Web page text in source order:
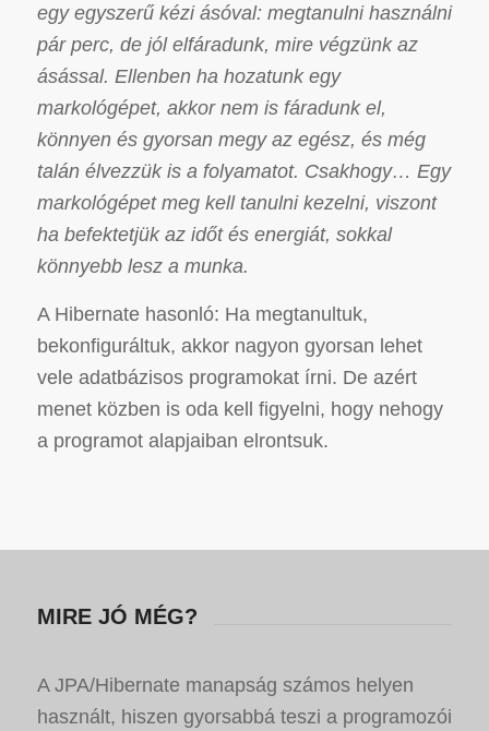
egy egyszerű kézi ásóval: megtanulni használni
pár perc, de jól elfáradunk, mire végzünk az
ásással. Ellenben ha hozatunk egy
markológépet, akkor nem is fáradunk el,
könnyen és gyorsan megy az egész, és még
talán élvezzük is a folyamatot. Csakhogy… Egy
markológépet meg kell tanulni kezelni, viszont
ha befektetjük az időt és energiát, sokkal
könnyebb lesz a munka.
A Hibernate hasonló: Ha megtanultuk,
bekonfiguráltuk, akkor nagyon gyorsan lehet
vele adatbázisos programokat írni. De azért
menet közben is oda kell figyelni, hogy nehogy
a programot alapjaiban elrontsuk.
MIRE JÓ MÉG?
A JPA/Hibernate manapság számos helyen
használt, hiszen gyorsabbá teszi a programozói